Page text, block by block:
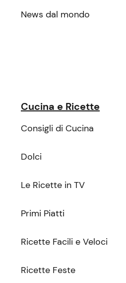
News dal mondo
Cucina e Ricette
Consigli di Cucina
Dolci
Le Ricette in TV
Primi Piatti
Ricette Facili e Veloci
Ricette Feste